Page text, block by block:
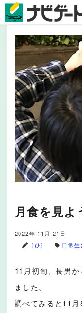
月食を見よ
2022年 11月 21日
［ひ］
日常生
11月初旬、長男
ました。
調べてみると11